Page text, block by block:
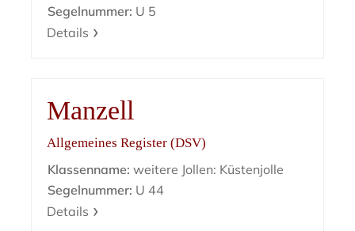
Segelnummer: U 5
Details
Manzell
Allgemeines Register (DSV)
Klassenname: weitere Jollen: Küstenjolle
Segelnummer: U 44
Details